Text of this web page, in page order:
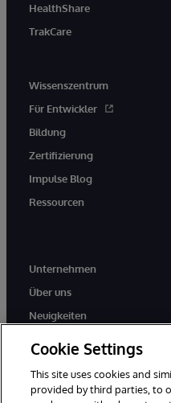
HealthShare
TrakCare
Wissenszentrum
Für Entwickler
Bildung
Zertifizierung
Impulse Blog
Ressourcen
Unternehmen
Über uns
Neuigkeiten
Cookie Settings
This site uses cookies and
provided by third parties, to